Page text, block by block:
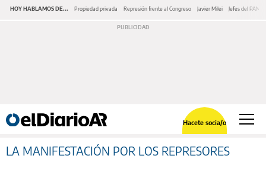
HOY HABLAMOS DE... Propiedad privada Represión frente al Congreso Javier Milei Jefes del PAMI
Hacete socia/o
LA MANIFESTACIÓN POR LOS REPRESORES